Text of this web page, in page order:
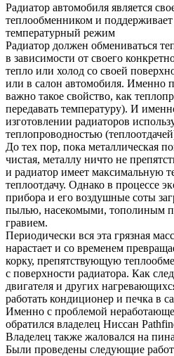
Радиатор автомобиля является
теплообменником и
температурный режим
Радиатор должен обмениваться
в зависимости от своего
тепло или холод со своей
или в салон автомобиля. Именно
важно такое свойство, как
передавать температуру). И
изготовлении радиаторов
теплопроводностью
До тех пор, пока металлическая
чистая, металлу ничто не
и радиатор имеет максимальную
теплоотдачу. Однако в процессе
прибора и его воздушные соты
пылью, насекомыми, тополиным
гравием.
Периодически вся эта грязная
нарастает и со временем
корку, препятствующую
с поверхности радиатора. Как
двигателя и других
работать кондиционер и печка в
Именно с проблемой
обратился владелец Ниссан
Владелец также жаловался на
Были проведены следующие